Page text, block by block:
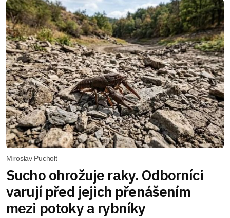
Miroslav Pucholt
Sucho ohrožuje raky. Odborníci
varují před jejich přenášením
mezi potoky a rybníky